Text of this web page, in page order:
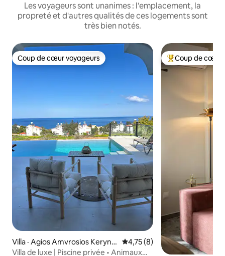
Les voyageurs sont unanimes : l'emplacement, la
propreté et d'autres qualités de ces logements sont
très bien notés.
Coup de cœur voyageurs
Coup de cœur voyageurs
Villa · Agios Amvrosios Kerynei
as
Note moyenne de 4,75 sur
4,75 (8)
Villa de luxe | Piscine privée • Animaux
Coup de cœur
Coup de cœur